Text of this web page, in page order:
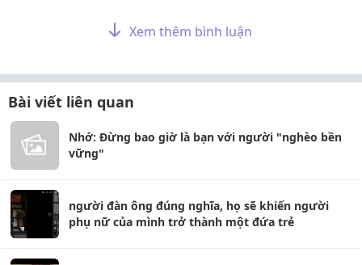
Xem thêm bình luận
Bài viết liên quan
Nhớ: Đừng bao giờ là bạn với người "nghèo bền
vững"
người đàn ông đúng nghĩa, họ sẽ khiến người
phụ nữ của mình trở thành một đứa trẻ